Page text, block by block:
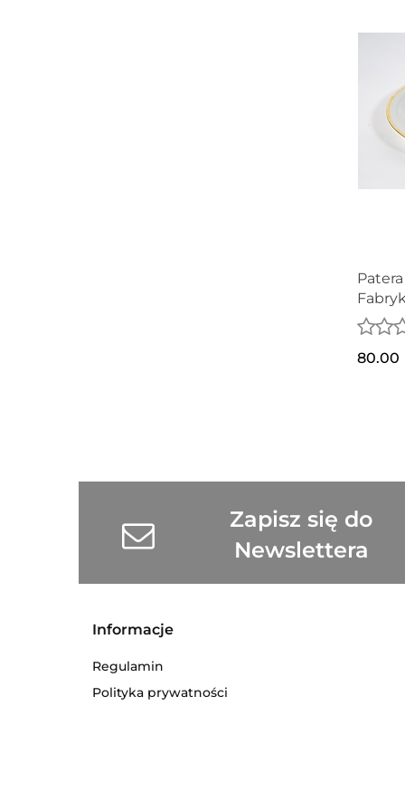
Zofia
80.00
Zapisz się do
Newslettera
Informacje
Regulamin
Polityka prywatności